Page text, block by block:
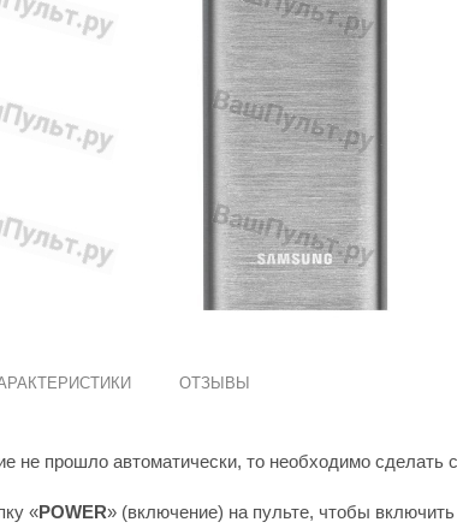
ОТЗЫВЫ
не прошло автоматически, то необходимо сделать
«POWER» (включение) на пульте, чтобы включить